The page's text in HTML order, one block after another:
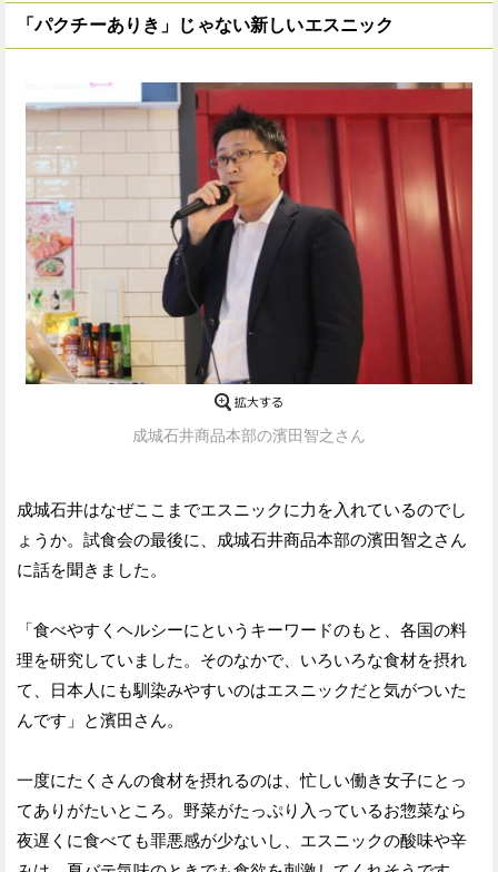
「パクチーありき」じゃない新しいエスニック
成城石井商品本部の濱田智之さん
成城石井はなぜここまでエスニックに力を入れているのでし
ょうか。試食会の最後に、成城石井商品本部の濱田智之さん
に話を聞きました。
「食べやすくヘルシーにというキーワードのもと、各国の料
理を研究していました。そのなかで、いろいろな食材を摂れ
て、日本人にも馴染みやすいのはエスニックだと気がついた
んです」と濱田さん。
一度にたくさんの食材を摂れるのは、忙しい働き女子にとっ
てありがたいところ。野菜がたっぷり入っているお惣菜なら
夜遅くに食べても罪悪感が少ないし、エスニックの酸味や辛